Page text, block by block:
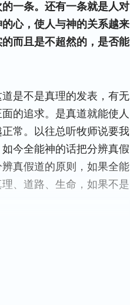
一条。还有一条就是人对
心，使人与神的关系越来
而且是不超然的，是否能
是不是真理的发表，有无
的追求。是真道就能使人
常。以往总听牧师说要我
今全能神的话把分辨真假
真假道的原则，如果全能
、道路、生命，如果不是